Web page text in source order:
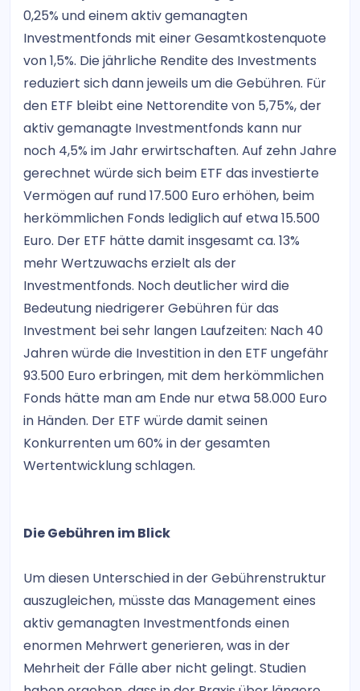
0,25% und einem aktiv gemanagten
Investmentfonds mit einer Gesamtkostenquote
von 1,5%. Die jährliche Rendite des Investments
reduziert sich dann jeweils um die Gebühren. Für
den ETF bleibt eine Nettorendite von 5,75%, der
aktiv gemanagte Investmentfonds kann nur
noch 4,5% im Jahr erwirtschaften. Auf zehn Jahre
gerechnet würde sich beim ETF das investierte
Vermögen auf rund 17.500 Euro erhöhen, beim
herkömmlichen Fonds lediglich auf etwa 15.500
Euro. Der ETF hätte damit insgesamt ca. 13%
mehr Wertzuwachs erzielt als der
Investmentfonds. Noch deutlicher wird die
Bedeutung niedrigerer Gebühren für das
Investment bei sehr langen Laufzeiten: Nach 40
Jahren würde die Investition in den ETF ungefähr
93.500 Euro erbringen, mit dem herkömmlichen
Fonds hätte man am Ende nur etwa 58.000 Euro
in Händen. Der ETF würde damit seinen
Konkurrenten um 60% in der gesamten
Wertentwicklung schlagen.
Die Gebühren im Blick
Um diesen Unterschied in der Gebührenstruktur
auszugleichen, müsste das Management eines
aktiv gemanagten Investmentfonds einen
enormen Mehrwert generieren, was in der
Mehrheit der Fälle aber nicht gelingt. Studien